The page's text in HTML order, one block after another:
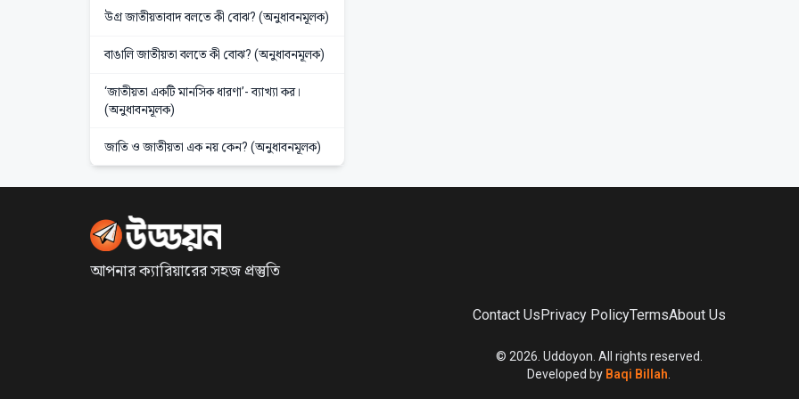
উগ্র জাতীয়তাবাদ বলতে কী বোঝ? (অনুধাবনমূলক)
বাঙালি জাতীয়তা বলতে কী বোঝ? (অনুধাবনমূলক)
‘জাতীয়তা একটি মানসিক ধারণা’- ব্যাখ্যা কর।
(অনুধাবনমূলক)
জাতি ও জাতীয়তা এক নয় কেন? (অনুধাবনমূলক)
আপনার ক্যারিয়ারের সহজ প্রস্তুতি
Contact UsPrivacy PolicyTermsAbout Us
© 2026 . Uddoyon. All rights reserved.
Developed by Baqi Billah